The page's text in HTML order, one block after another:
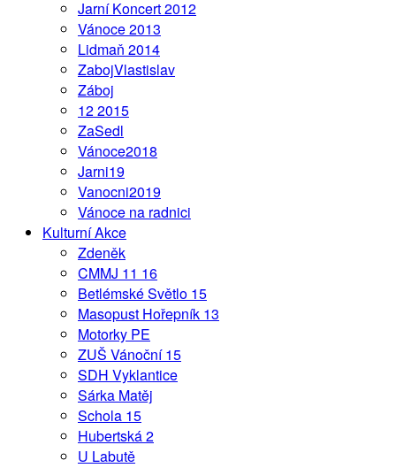
Jarní Koncert 2012
Vánoce 2013
Lidmaň 2014
ZabojVlastislav
Záboj
12 2015
ZaSedl
Vánoce2018
Jarni19
Vanocni2019
Vánoce na radnici
Kulturní Akce
Zdeněk
CMMJ 11 16
Betlémské Světlo 15
Masopust Hořepník 13
Motorky PE
ZUŠ Vánoční 15
SDH Vyklantice
Sárka Matěj
Schola 15
Hubertská 2
U Labutě